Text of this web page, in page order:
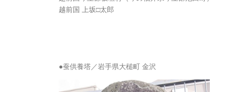
越前国 上坂□太郎
●蚕供養塔／岩手県大槌町 金沢